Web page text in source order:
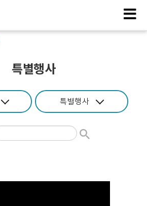
특별행사
특별행사